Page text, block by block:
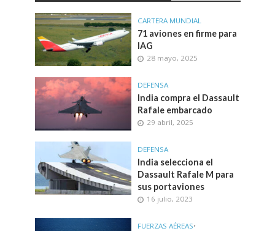
CARTERA MUNDIAL
71 aviones en firme para
IAG
28 mayo, 2025
DEFENSA
India compra el Dassault
Rafale embarcado
29 abril, 2025
DEFENSA
India selecciona el
Dassault Rafale M para
sus portaviones
16 julio, 2023
FUERZAS AÉREAS•